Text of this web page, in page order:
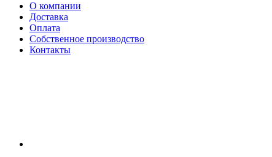
О компании
Доставка
Оплата
Собственное производство
Контакты